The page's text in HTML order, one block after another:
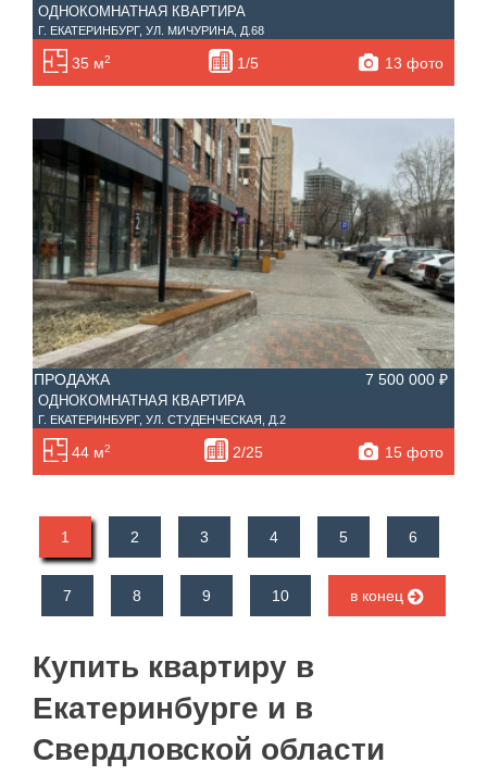
ОДНОКОМНАТНАЯ КВАРТИРА
Г. ЕКАТЕРИНБУРГ, УЛ. МИЧУРИНА, Д.68
35 м2 1/5 13 фото
ПРОДАЖА 7 500 000 ₽
ОДНОКОМНАТНАЯ КВАРТИРА
Г. ЕКАТЕРИНБУРГ, УЛ. СТУДЕНЧЕСКАЯ, Д.2
44 м2 2/25 15 фото
1 2 3 4 5 6
7 8 9 10 в конец
Купить квартиру в
Екатеринбурге и в
Свердловской области